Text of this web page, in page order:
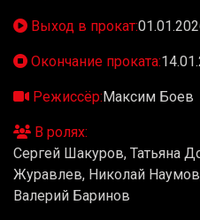
Выход в прокат:
Окончание проката:
Режиссёр:Максим Боев
В ролях:
Сергей Шакуров, Татьяна
Журавлев, Николай
Валерий Баринов